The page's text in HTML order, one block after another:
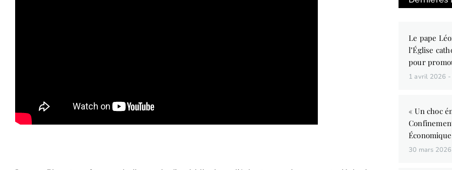
Le pape
l’Église
pour
1 avril 2026
« Un choc
Économique
30 mars 2026